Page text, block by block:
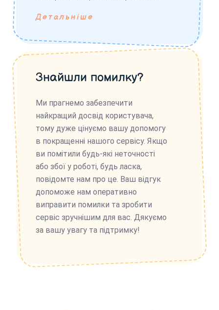
Детальніше
Знайшли помилку?
Ми прагнемо забезпечити
найкращий досвід користувача,
тому дуже цінуємо вашу допомогу
в покращенні нашого сервісу. Якщо
ви помітили будь-які неточності
або збої у роботі, будь ласка,
повідомте нам про це. Ваш відгук
допоможе нам оперативно
виправити помилки та зробити
сервіс зручнішим для вас. Дякуємо
за вашу увагу та підтримку!